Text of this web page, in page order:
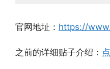
官网地址： https://
之前的详细贴子介绍：